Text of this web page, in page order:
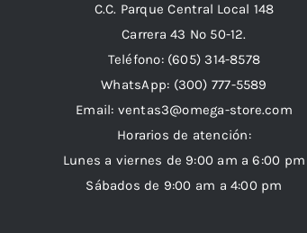
C.C. Parque Central Local 148
Carrera 43 Nº 50-12.
Teléfono: (605) 314-8578
WhatsApp: (300) 777-5589
Email: ventas3@omega-store.com
Horarios de atención:
Lunes a viernes de 9:00 am a 6:00 pm
Sábados de 9:00 am a 4:00 pm